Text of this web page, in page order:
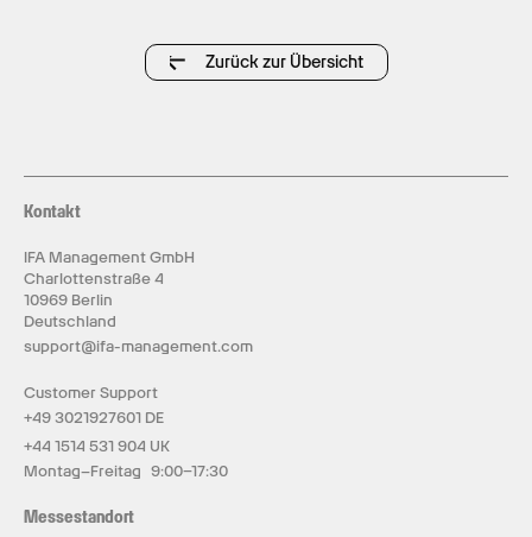
Zurück zur Übersicht
Kontakt
IFA Management GmbH
Charlottenstraße 4
10969 Berlin
Deutschland
support@ifa-management.com
Customer Support
+49 3021927601 DE
+44 1514 531 904 UK
Montag–Freitag 9:00–17:30
Messestandort